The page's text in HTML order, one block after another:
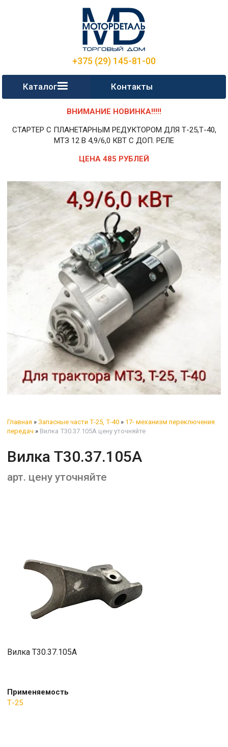
+375 (29) 145-81-00
Каталог Контакты
ВНИМАНИЕ НОВИНКА!!!!!
СТАРТЕР С ПЛАНЕТАРНЫМ РЕДУКТОРОМ ДЛЯ Т-25,Т-40,
МТЗ 12 В 4,9/6,0 КВТ С ДОП. РЕЛЕ
ЦЕНА 485 РУБЛЕЙ
Главная » Запасные части Т-25, Т-40 » 17- механизм переключения
передач » Вилка Т30.37.105А цену уточняйте
Вилка Т30.37.105А
арт. цену уточняйте
Вилка Т30.37.105А
Применяемость
Т-25